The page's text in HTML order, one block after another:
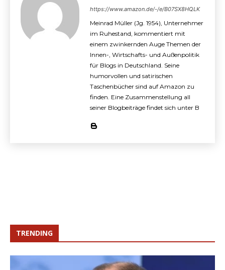
https://www.amazon.de/-/e/B07SX8HQLK
Meinrad Müller (Jg. 1954), Unternehmer
im Ruhestand, kommentiert mit
einem zwinkernden Auge Themen der
Innen-, Wirtschafts- und Außenpolitik
für Blogs in Deutschland. Seine
humorvollen und satirischen
Taschenbücher sind auf Amazon zu
finden. Eine Zusammenstellung all
seiner Blogbeiträge findet sich unter B
TRENDING